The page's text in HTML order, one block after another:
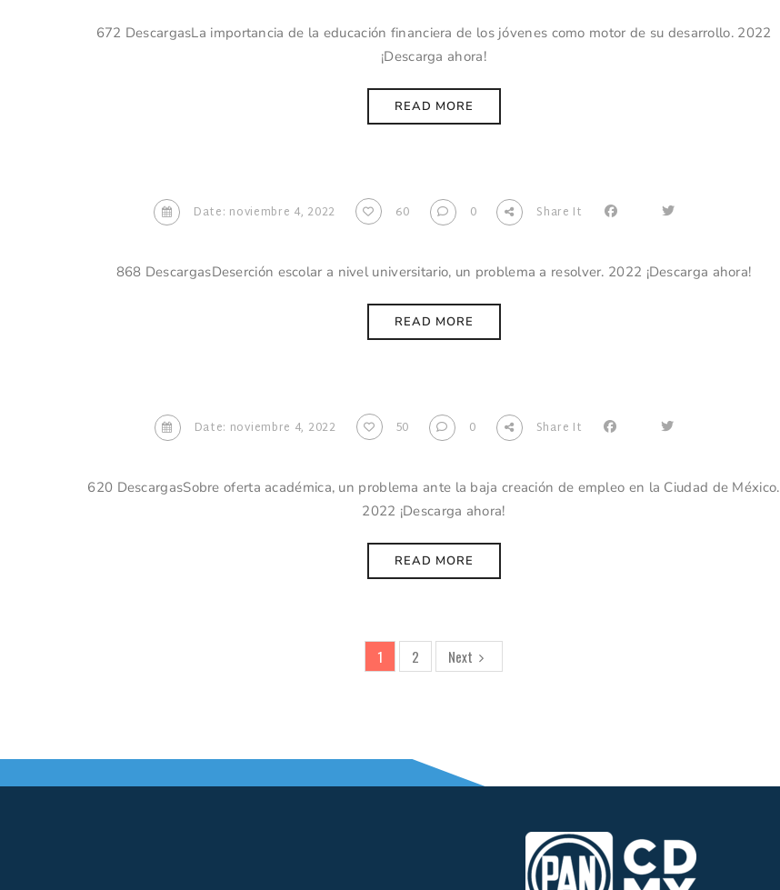
672 DescargasLa importancia de la educación financiera de los jóvenes como motor de su desarrollo. 2022
¡Descarga ahora!
READ MORE
Date: noviembre 4, 2022 60 0 Share It
868 DescargasDeserción escolar a nivel universitario, un problema a resolver. 2022 ¡Descarga ahora!
READ MORE
Date: noviembre 4, 2022 50 0 Share It
620 DescargasSobre oferta académica, un problema ante la baja creación de empleo en la Ciudad de México.
2022 ¡Descarga ahora!
READ MORE
1 2 Next